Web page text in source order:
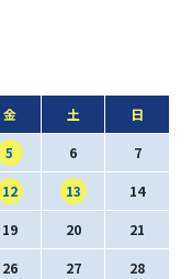
金 土 日
5 6 7
12 13 14
19 20 21
26 27 28